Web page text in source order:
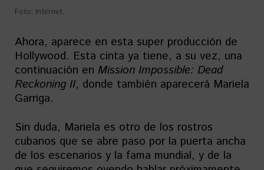
Foto: Internet.
Ahora, aparece en esta super producción de
Hollywood. Esta cinta ya tiene, a su vez, una
continuación en Mission Impossible: Dead
Reckoning II, donde también aparecerá Mariela
Garriga.
Sin duda, Mariela es otro de los rostros
cubanos que se abre paso por la puerta ancha
de los escenarios y la fama mundial, y de la